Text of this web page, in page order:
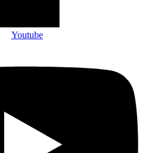
Youtube